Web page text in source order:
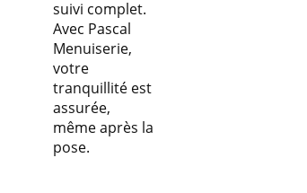
suivi complet.
Avec Pascal
Menuiserie,
votre
tranquillité est
assurée,
même après la
pose.